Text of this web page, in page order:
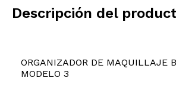
Descripción del
ORGANIZADOR DE MAQUILLAJE
MODELO 3